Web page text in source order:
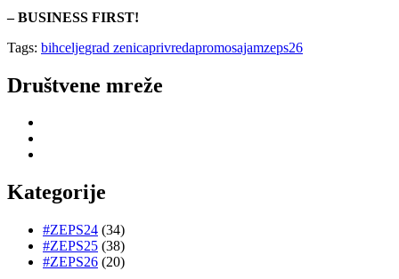
– BUSINESS FIRST!
Tags: bihceljegrad zenicaprivredapromosajamzeps26
Društvene mreže
Kategorije
#ZEPS24 (34)
#ZEPS25 (38)
#ZEPS26 (20)